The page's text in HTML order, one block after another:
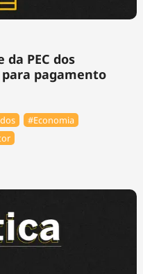
PEC dos
pagamento
#Economia